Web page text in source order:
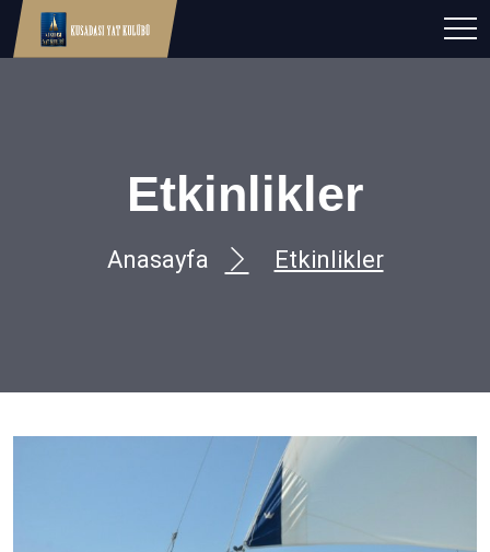
Etkinlikler
Anasayfa Etkinlikler